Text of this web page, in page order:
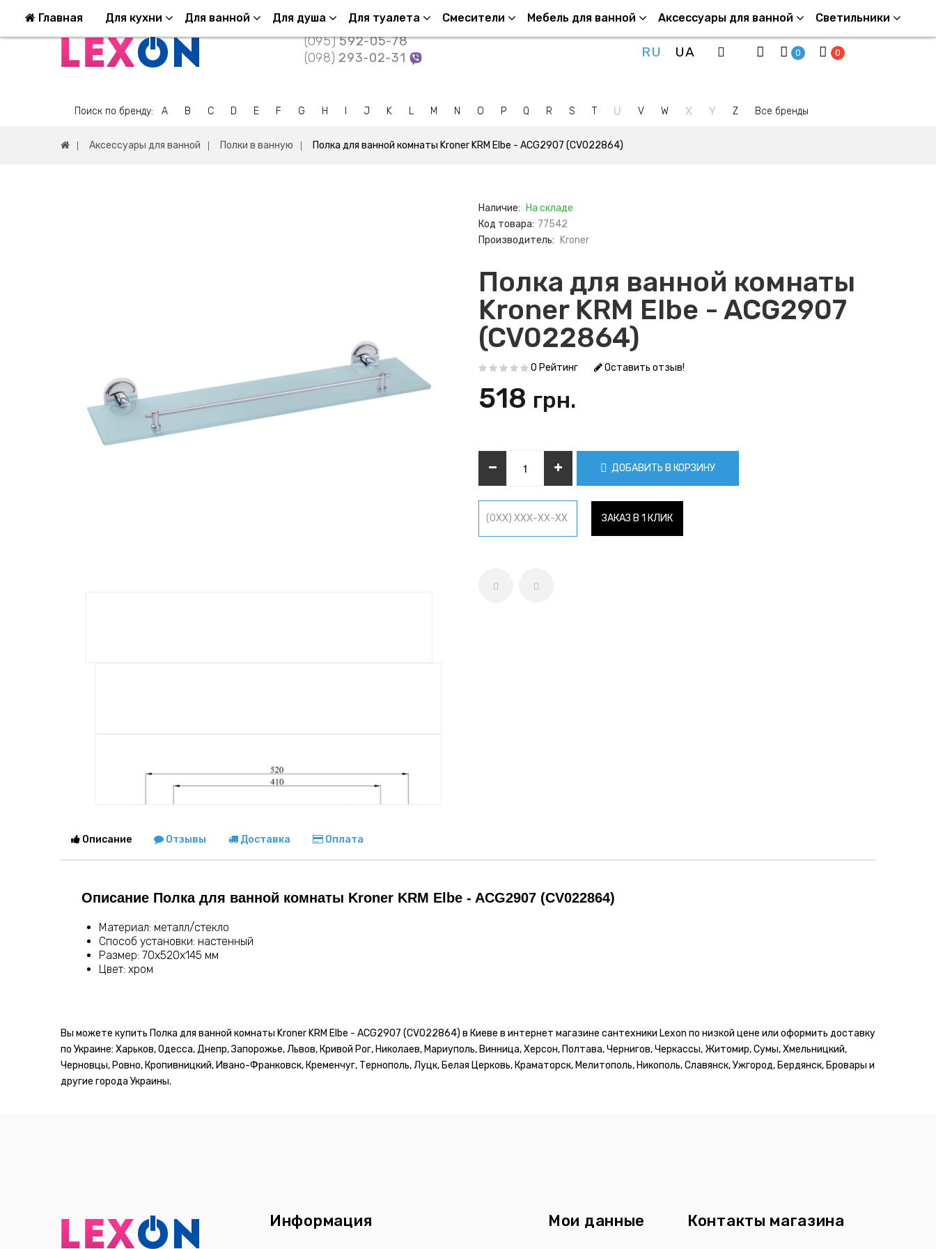
Оплата и Доставка
(095)592-05-78
(098) 293-02-31 RU UA 0 0
Главная Для кухни Для ванной Для душа Для туалета Смесители Мебель для ванной Аксессуары для ванной Светильники
Поиск по бренду: A B C D E F G H J K L M N O P Q R S T U V W X Y Z Все бренды
Аксессуары для ванной Полки в ванную Полка для ванной комнаты Kroner KRM Elbe - ACG2907 (CV022864)
Наличие:
На складе
Код товара: 77542
Производитель:
Kroner
Полка для ванной комнаты
Kroner KRM Elbe - ACG2907
(CV022864)
0 Рейтинг Оставить отзыв!
518 грн.
ДОБАВИТЬ В КОРЗИНУ
ЗАКАЗ В 1 КЛИК
Описание Отзывы Доставка Оплата
Описание Полка для ванной комнаты Kroner KRM Elbe - ACG2907 (CV022864)
Материал: металл/стекло
Способ установки: настенный
Размер: 70х520х145 мм
Цвет: хром
Вы можете купить Полка для ванной комнаты Kroner KRM Elbe - ACG2907 (CV022864) в Киеве в интернет магазине сантехники Lexon по низкой цене или оформить доставку
по Украине: Харьков, Одесса, Днепр, Запорожье, Львов, Кривой Рог, Николаев, Мариуполь, Винница, Херсон, Полтава, Чернигов, Черкассы, Житомир, Сумы, Хмельницкий,
Черновцы, Ровно, Кропивницкий, Ивано-Франковск, Кременчуг, Тернополь, Луцк, Белая Церковь, Краматорск, Мелитополь, Никополь, Славянск, Ужгород, Бердянск, Бровары и
другие города Украины.
Информация Мои данные Контакты магазина